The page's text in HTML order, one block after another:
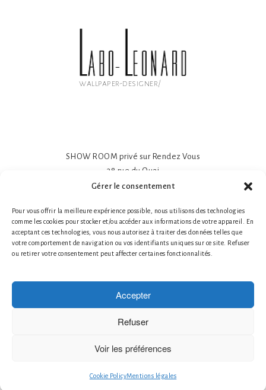
Gérer le consentement
Pour vous offrir la meilleure expérience possible, nous utilisons des technologies
comme les cookies pour stocker et/ou accéder aux informations de votre appareil. En
acceptant ces technologies, vous nous autorisez à traiter des données telles que
votre comportement de navigation ou vos identifiants uniques sur ce site. Refuser
ou retirer votre consentement peut affecter certaines fonctionnalités.
Accepter
Refuser
Voir les préférences
Cookie PolicyMentions légales
wallpaper-designer/
SHOW ROOM privé sur Rendez Vous
38 rue du Quai
81600 GAILLAC
Impression sur-mesure
Made in France- Made in Tarn
Tél. 1 : +33 (0)6 78 66 87 25 Nathalie Guillot
Tél. 2 : +33 (0)6 87 49 60 20 Bruno Defontaine
Mentions légales|© 2026 LABO-LEONARD
Créateur de papier peint
Création de Fresques Murales Artistiques
Décor Mural Artistique
Décoration Murale Personnalisée
Papier Peint Artistique